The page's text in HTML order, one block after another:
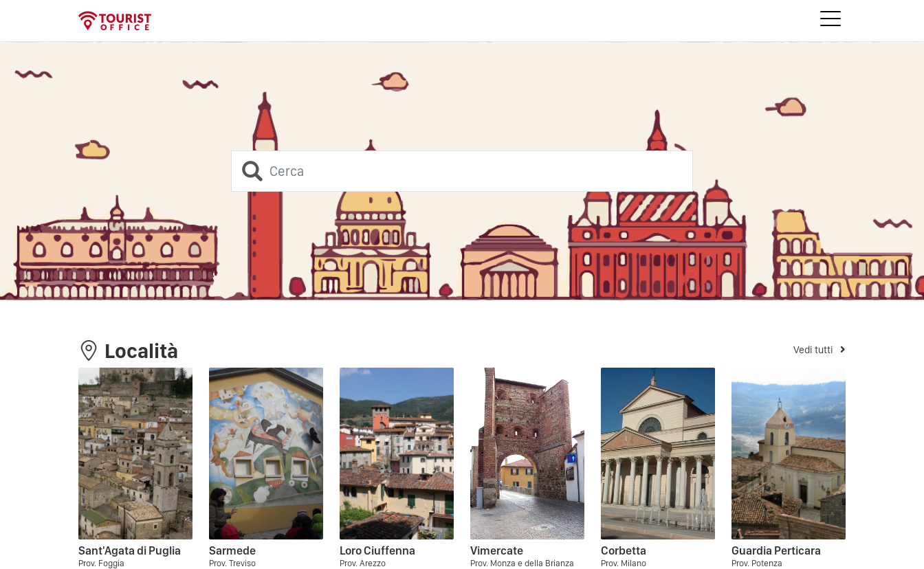
Località Vedi tutti
Sant'Agata di Puglia
Prov. Foggia
Sarmede
Prov. Treviso
Loro Ciuffenna
Prov. Arezzo
Vimercate
Prov. Monza e della Brianza
Corbetta
Prov. Milano
Guardia Perticara
Prov. Potenza